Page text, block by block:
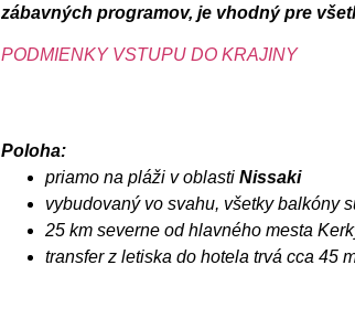
zábavných programov, je vhodný pre
PODMIENKY VSTUPU DO KRAJINY
Poloha:
priamo na pláži v oblasti Nissaki
vybudovaný vo svahu, všetky balkóny
25 km severne od hlavného mesta
transfer z letiska do hotela trvá cca 45